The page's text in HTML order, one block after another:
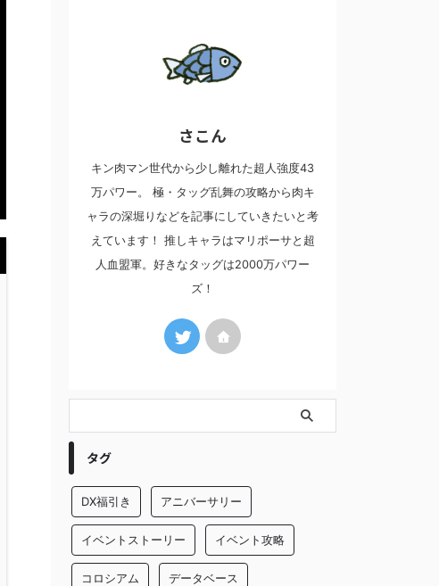
さこん
キン肉マン世代から少し離れた超人強度43
万パワー。 極・タッグ乱舞の攻略から肉キ
ャラの深堀りなどを記事にしていきたいと考
えています！ 推しキャラはマリポーサと超
人血盟軍。好きなタッグは2000万パワー
ズ！
タグ
DX福引き アニバーサリー
イベントストーリー イベント攻略
コロシアム データベース